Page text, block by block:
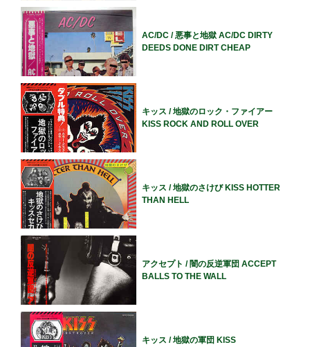
AC/DC / 悪事と地獄 AC/DC DIRTY
DEEDS DONE DIRT CHEAP
キッス / 地獄のロック・ファイアー
KISS ROCK AND ROLL OVER
キッス / 地獄のさけび KISS HOTTER
THAN HELL
アクセプト / 闇の反逆軍団 ACCEPT
BALLS TO THE WALL
キッス / 地獄の軍団 KISS